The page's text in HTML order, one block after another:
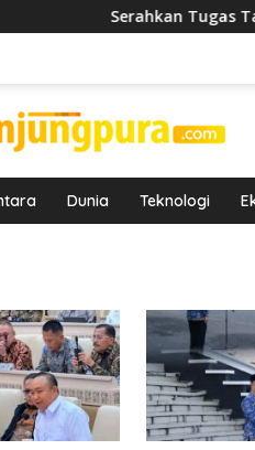
Serahkan Tugas Tambahan
Dunia Teknologi